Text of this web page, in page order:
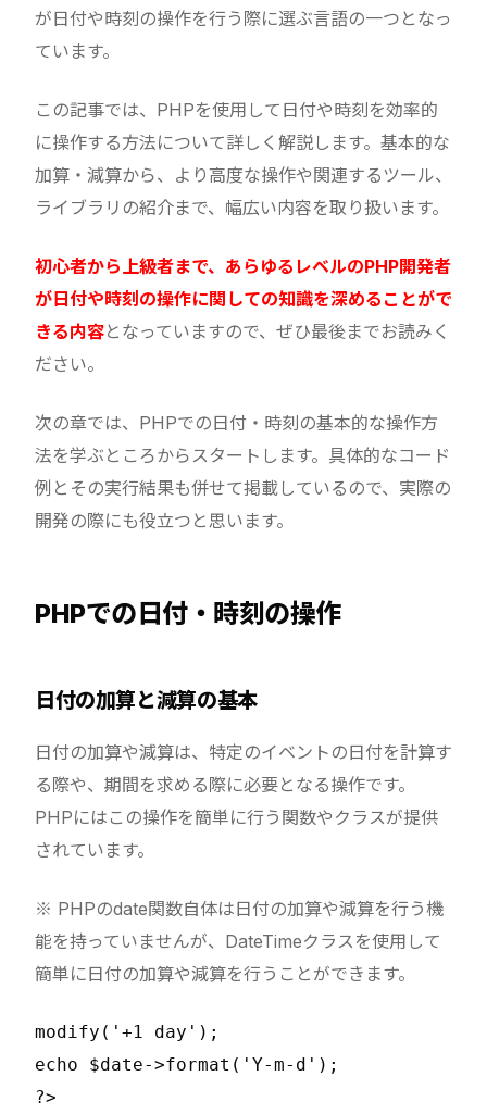
が日付や時刻の操作を行う際に選ぶ言語の一つとなっ
ています。
この記事では、PHPを使用して日付や時刻を効率的
に操作する方法について詳しく解説します。基本的な
加算・減算から、より高度な操作や関連するツール、
ライブラリの紹介まで、幅広い内容を取り扱います。
初心者から上級者まで、あらゆるレベルのPHP開発者
が日付や時刻の操作に関しての知識を深めることがで
きる内容となっていますので、ぜひ最後までお読みく
ださい。
次の章では、PHPでの日付・時刻の基本的な操作方
法を学ぶところからスタートします。具体的なコード
例とその実行結果も併せて掲載しているので、実際の
開発の際にも役立つと思います。
PHPでの日付・時刻の操作
日付の加算と減算の基本
日付の加算や減算は、特定のイベントの日付を計算す
る際や、期間を求める際に必要となる操作です。
PHPにはこの操作を簡単に行う関数やクラスが提供
されています。
※ PHPのdate関数自体は日付の加算や減算を行う機
能を持っていませんが、DateTimeクラスを使用して
簡単に日付の加算や減算を行うことができます。
modify('+1 day');
echo $date->format('Y-m-d');